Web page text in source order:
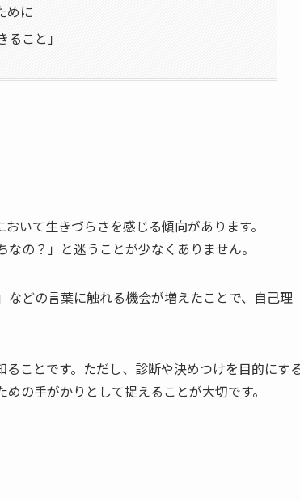
めに
こと」
いて生きづらさを感じる傾向があります。
の？」と迷うことが少なくありません。
どの言葉に触れる機会が増えたことで、自己理
ことです。ただし、診断や決めつけを目的にす
の手がかりとして捉えることが大切です。